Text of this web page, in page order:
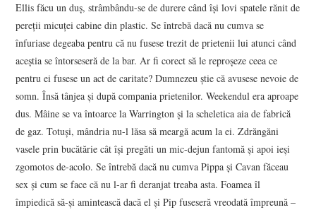
Ellis făcu un duș, strâmbându-se de durere când își lovi spatele rănit de
pereții micuței cabine din plastic. Se întrebă dacă nu cumva se
înfuriase degeaba pentru că nu fusese trezit de prietenii lui atunci când
aceștia se întorseseră de la bar. Ar fi corect să le reproșeze ceea ce
pentru ei fusese un act de caritate? Dumnezeu știe că avusese nevoie de
somn. Însă tânjea și după compania prietenilor. Weekendul era aproape
dus. Mâine se va întoarce la Warrington și la scheletica aia de fabrică
de gaz. Totuși, mândria nu-l lăsa să meargă acum la ei. Zdrăngăni
vasele prin bucătărie cât își pregăti un mic-dejun fantomă și apoi ieși
zgomotos de-acolo. Se întrebă dacă nu cumva Pippa și Cavan făceau
sex și cum se face că nu l-ar fi deranjat treaba asta. Foamea îl
împiedică să-și amintească dacă el și Pip fuseseră vreodată împreună –